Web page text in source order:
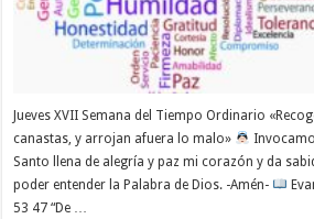
Jueves XVII Semana del Tiempo Ordinario
canastas, y arrojan afuera lo malo»
Santo llena de alegría y paz mi corazón y da
poder entender la Palabra de Dios. -Amén-
53 47 “De …